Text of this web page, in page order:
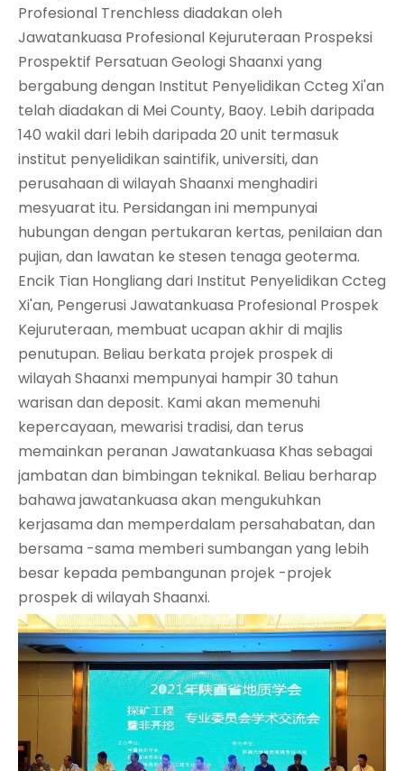
Profesional Trenchless diadakan oleh
Jawatankuasa Profesional Kejuruteraan Prospeksi
Prospektif Persatuan Geologi Shaanxi yang
bergabung dengan Institut Penyelidikan Ccteg Xi'an
telah diadakan di Mei County, Baoy. Lebih daripada
140 wakil dari lebih daripada 20 unit termasuk
institut penyelidikan saintifik, universiti, dan
perusahaan di wilayah Shaanxi menghadiri
mesyuarat itu. Persidangan ini mempunyai
hubungan dengan pertukaran kertas, penilaian dan
pujian, dan lawatan ke stesen tenaga geoterma.
Encik Tian Hongliang dari Institut Penyelidikan Ccteg
Xi'an, Pengerusi Jawatankuasa Profesional Prospek
Kejuruteraan, membuat ucapan akhir di majlis
penutupan. Beliau berkata projek prospek di
wilayah Shaanxi mempunyai hampir 30 tahun
warisan dan deposit. Kami akan memenuhi
kepercayaan, mewarisi tradisi, dan terus
memainkan peranan Jawatankuasa Khas sebagai
jambatan dan bimbingan teknikal. Beliau berharap
bahawa jawatankuasa akan mengukuhkan
kerjasama dan memperdalam persahabatan, dan
bersama -sama memberi sumbangan yang lebih
besar kepada pembangunan projek -projek
prospek di wilayah Shaanxi.